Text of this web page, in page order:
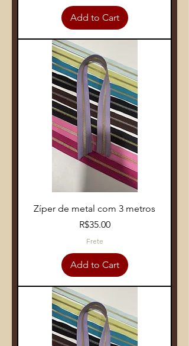
Add to Cart
Zíper de metal com 3 metros
Price
R$35.00
Frete
Add to Cart